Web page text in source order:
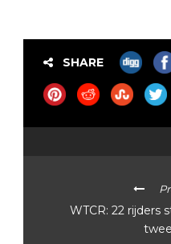
SHARE
WTCR: 22 rijders